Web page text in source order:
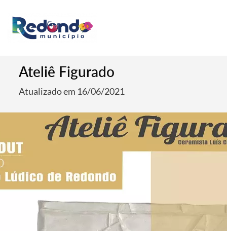
Ateliê Figurado
Atualizado em 16/06/2021